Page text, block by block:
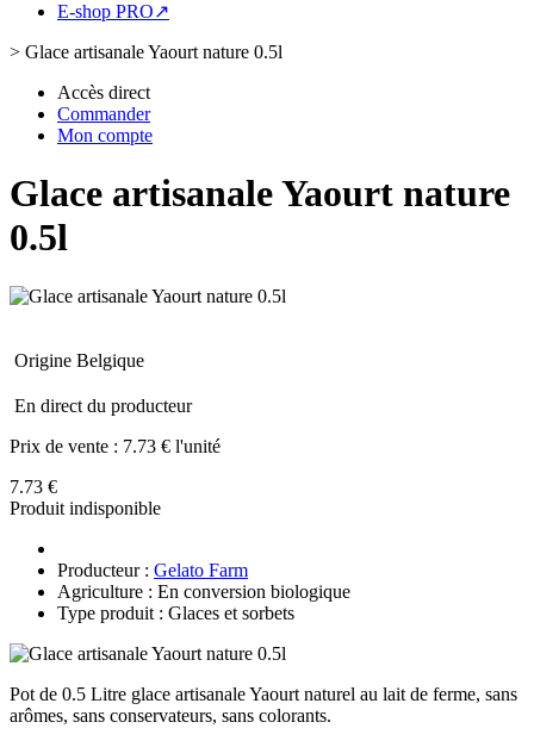
E-shop PRO↗
> Glace artisanale Yaourt nature 0.5l
Accès direct
Commander
Mon compte
Glace artisanale Yaourt nature
0.5l
Origine Belgique
En direct du producteur
Prix de vente : 7.73 € l'unité
7.73 €
Produit indisponible
Producteur : Gelato Farm
Agriculture : En conversion biologique
Type produit : Glaces et sorbets
Pot de 0.5 Litre glace artisanale Yaourt naturel au lait de ferme, sans
arômes, sans conservateurs, sans colorants.